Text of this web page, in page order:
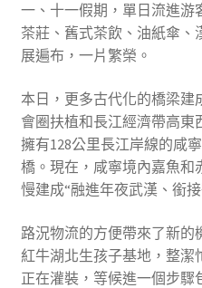
一、十一假期，單日流進游
茶莊、舊式茶飲、油紙傘、
展遍布，一片繁榮。
本日，更多古代化的橋梁
會圈扶植和長江經濟帶高東
擁有128公里長江岸線的咸
橋。現在，咸寧境內嘉魚和
慢建成“融進年夜武漢、銜
路況物流的方便帶來了新的
紅牛湖北生孩子基地，整
正在灌裝，等候進一個步驟